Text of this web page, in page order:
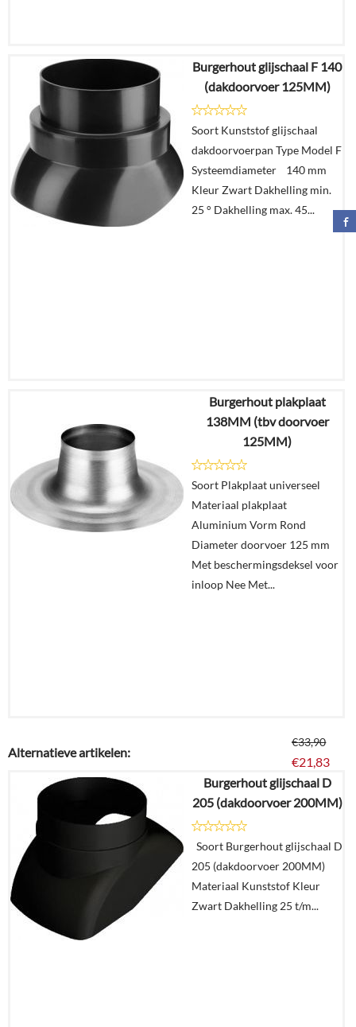
€34,55
€23,49
Details
In
winkelmand
Burgerhout glijschaal F 140
(dakdoorvoer 125MM)
Soort Kunststof glijschaal
dakdoorvoerpan Type Model F
Systeemdiameter 140 mm
Kleur Zwart Dakhelling min.
25 ° Dakhelling max. 45...
€10,87
€7,87
winkelmand
Burgerhout plakplaat
138MM (tbv doorvoer
125MM)
Soort Plakplaat universeel
Materiaal plakplaat
Aluminium Vorm Rond
Diameter doorvoer 125 mm
Met beschermingsdeksel voor
inloop Nee Met...
€33,90
€21,83
Details
In
winkelmand
Alternatieve artikelen:
Burgerhout glijschaal D
205 (dakdoorvoer 200MM)
Soort Burgerhout glijschaal D
205 (dakdoorvoer 200MM)
Materiaal Kunststof Kleur
Zwart Dakhelling 25 t/m...